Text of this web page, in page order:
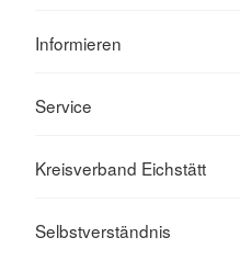
Informieren
Service
Kreisverband Eichstätt
Selbstverständnis